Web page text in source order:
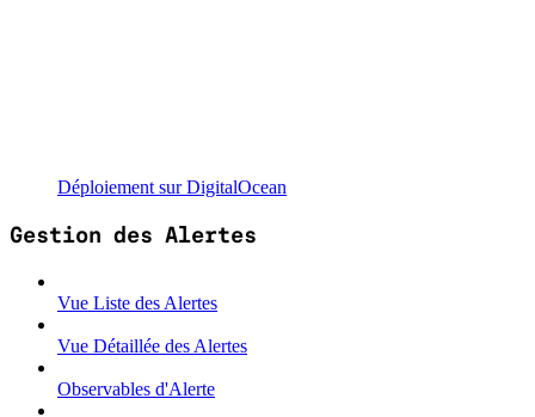
Déploiement sur DigitalOcean
Gestion des Alertes
Vue Liste des Alertes
Vue Détaillée des Alertes
Observables d'Alerte